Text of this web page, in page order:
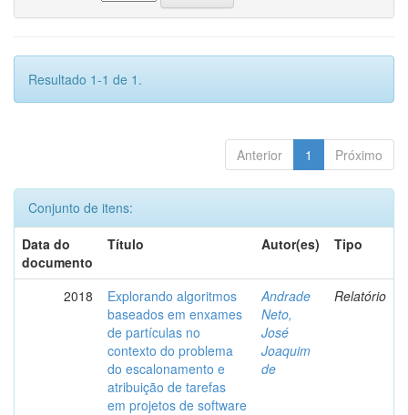
Resultado 1-1 de 1.
Anterior 1 Próximo
Conjunto de itens:
Data do
documento
Título Autor(es) Tipo
2018
Explorando algoritmos
baseados em enxames
de partículas no
contexto do problema
do escalonamento e
atribuição de tarefas
em projetos de software
Andrade
Neto,
José
Joaquim
de
Relatório